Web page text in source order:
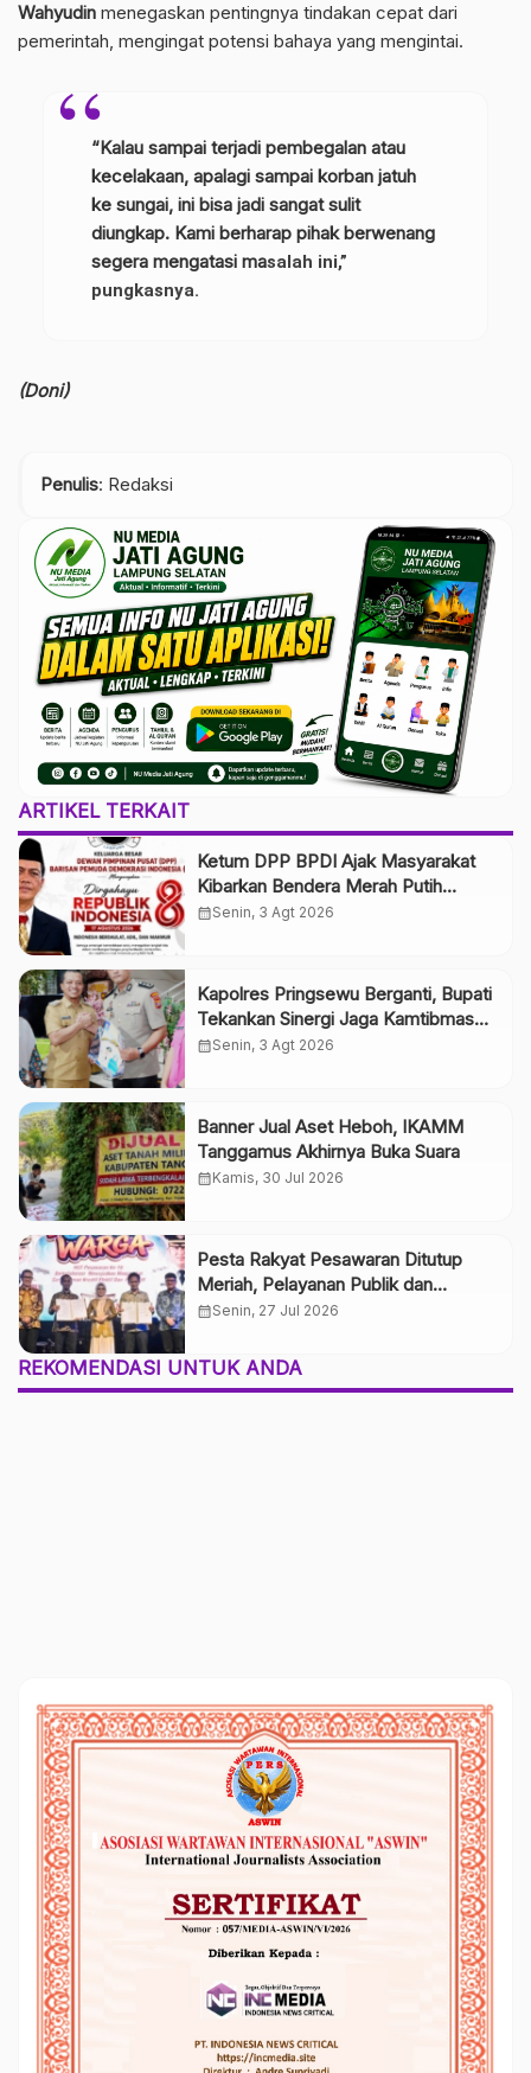
Wahyudin menegaskan pentingnya tindakan cepat dari
pemerintah, mengingat potensi bahaya yang mengintai.
“Kalau sampai terjadi pembegalan atau
kecelakaan, apalagi sampai korban jatuh
ke sungai, ini bisa jadi sangat sulit
diungkap. Kami berharap pihak berwenang
segera mengatasi masalah ini,”
pungkasnya.
(Doni)
Penulis: Redaksi
ARTIKEL TERKAIT
Ketum DPP BPDI Ajak Masyarakat
Kibarkan Bendera Merah Putih
Selama Agustus, Wujudkan
calendar_monthSenin, 3 Agt 2026
Kapolres Pringsewu Berganti, Bupati
Tekankan Sinergi Jaga Kamtibmas
dan Pelayanan Publik
calendar_monthSenin, 3 Agt 2026
Banner Jual Aset Heboh, IKAMM
Tanggamus Akhirnya Buka Suara
calendar_monthKamis, 30 Jul 2026
Pesta Rakyat Pesawaran Ditutup
Meriah, Pelayanan Publik dan
Pengamanan Maksimal Sukseskan
calendar_monthSenin, 27 Jul 2026
REKOMENDASI UNTUK ANDA